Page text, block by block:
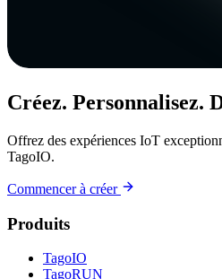
Créez. Personnalisez.
Offrez des expériences IoT
TagoIO.
Commencer à créer
Produits
TagoIO
TagoRUN